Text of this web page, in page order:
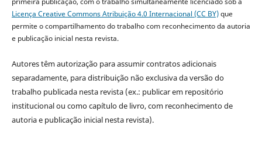
Licença Creative Commons Atribuição 4.0 Internacional (CC BY)que
permite o compartilhamento do trabalho com reconhecimento da autoria
e publicação inicial nesta revista.
Autores têm autorização para assumir contratos adicionais
separadamente, para distribuição não exclusiva da versão do
trabalho publicada nesta revista (ex.: publicar em repositório
institucional ou como capítulo de livro, com reconhecimento de
autoria e publicação inicial nesta revista).